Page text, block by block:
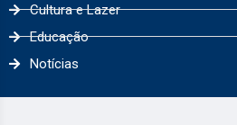
Cultura e Lazer
Educação
Notícias